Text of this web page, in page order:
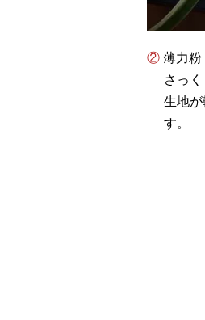
② 薄力粉（80g）とアーモンドプードル（80g）をふるいながらボールに加え、ヘラで
さっ
生地
す。